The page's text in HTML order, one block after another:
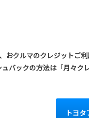
おクルマのクレジット
バックの方法は「月々
トヨ